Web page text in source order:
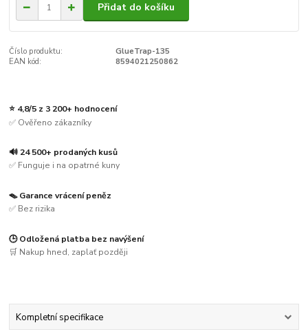
Přidat do košíku
Číslo produktu:
GlueTrap-135
EAN kód:
8594021250862
⭐ 4,8/5 z 3 200+ hodnocení
✅ Ověřeno zákazníky
🔊 24 500+ prodaných kusů
✅ Funguje i na opatrné kuny
🪤 Garance vrácení peněz
✅ Bez rizika
🕒 Odložená platba bez navýšení
🛒 Nakup hned, zaplať později
Kompletní specifikace